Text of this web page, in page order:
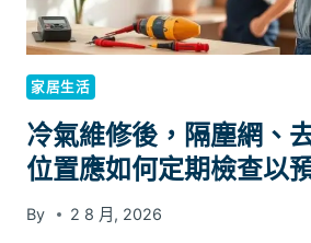
薦：
材
如
何
計
算
家居生活
冷氣維修後，隔塵網、
位置應如何定期檢查以
By 2 8 月, 2026